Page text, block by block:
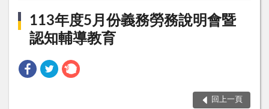
113年度5月份義務勞務說明會暨
認知輔導教育
回上一頁